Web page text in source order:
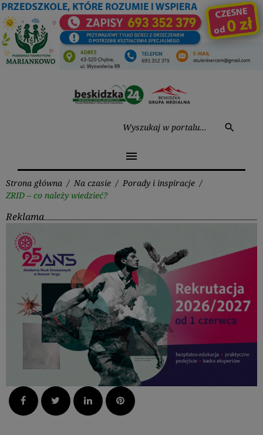
Przejdź
do
treści
search
menu
Strona główna / Na czasie / Porady i inspiracje /
ZRID – co należy wiedzieć?
Reklama
Facebook Twitter LinkedInPinterest